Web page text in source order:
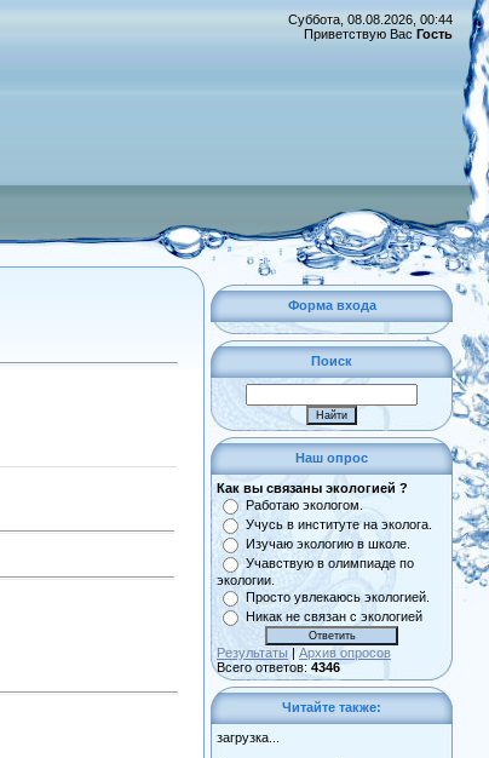
Суббота, 08.08.2026, 00:44
Приветствую Вас Гость
Форма входа
Поиск
Наш опрос
Как вы связаны экологией ?
Работаю экологом.
Учусь в институте на эколога.
Изучаю экологию в школе.
Учавствую в олимпиаде по
экологии.
Просто увлекаюсь экологией.
Никак не связан с экологией
Результаты | Архив опросов
Всего ответов: 4346
Читайте также:
загрузка...